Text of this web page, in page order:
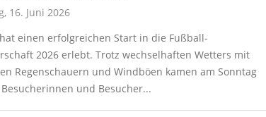
16. Juni 2026
einen erfolgreichen Start in die Fußball-
2026 erlebt. Trotz wechselhaften Wetters mit
Regenschauern und Windböen kamen am Sonntag
und Besucher...